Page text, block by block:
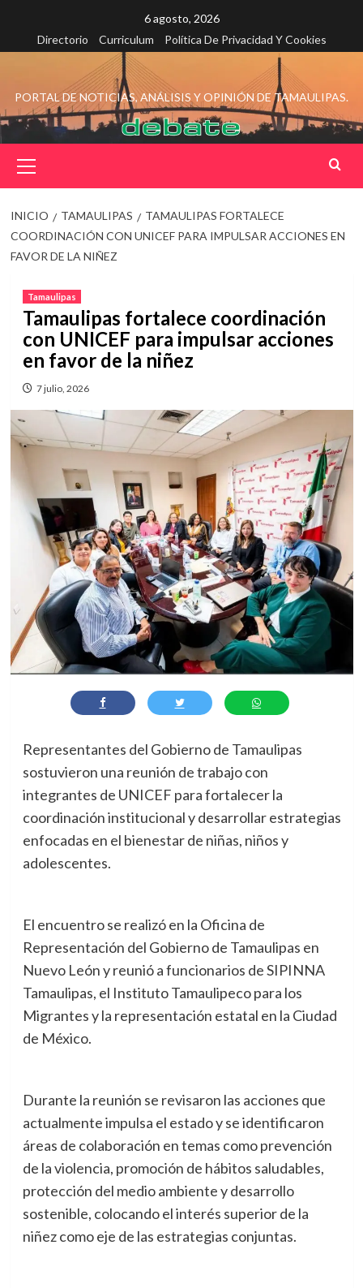
contenido
6 agosto, 2026
Directorio
Curriculum Política De Privacidad Y Cookies
PORTAL DE NOTICIAS, ANÁLISIS Y OPINIÓN DE TAMAULIPAS.
principal
INICIO TAMAULIPAS
TAMAULIPAS FORTALECE
COORDINACIÓN CON UNICEF PARA IMPULSAR ACCIONES EN
FAVOR DE LA NIÑEZ
Tamaulipas
Tamaulipas fortalece coordinación
con UNICEF para impulsar acciones
en favor de la niñez
7 julio, 2026
Representantes del Gobierno de Tamaulipas
sostuvieron una reunión de trabajo con
integrantes de UNICEF para fortalecer la
coordinación institucional y desarrollar estrategias
enfocadas en el bienestar de niñas, niños y
adolescentes.
El encuentro se realizó en la Oficina de
Representación del Gobierno de Tamaulipas en
Nuevo León y reunió a funcionarios de SIPINNA
Tamaulipas, el Instituto Tamaulipeco para los
Migrantes y la representación estatal en la Ciudad
de México.
Durante la reunión se revisaron las acciones que
actualmente impulsa el estado y se identificaron
áreas de colaboración en temas como prevención
de la violencia, promoción de hábitos saludables,
protección del medio ambiente y desarrollo
sostenible, colocando el interés superior de la
niñez como eje de las estrategias conjuntas.